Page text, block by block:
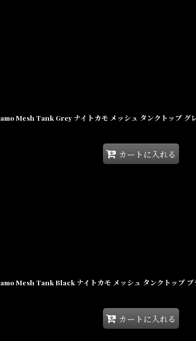
Mesh Tank Grey ナイトカモ メッシュ タンクトップ グレ
カートに入れる
Mesh Tank Black ナイトカモ メッシュ タンクトップ ブ
カートに入れる